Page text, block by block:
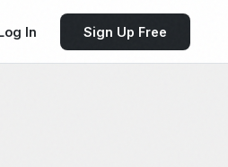
In Sign Up Free